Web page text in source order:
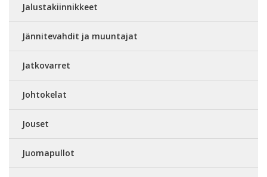
Jalustakiinnikkeet
Jännitevahdit ja muuntajat
Jatkovarret
Johtokelat
Jouset
Juomapullot